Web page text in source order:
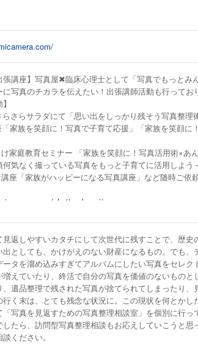
張講座】写真屋✖臨床心理士として「写真でもっとみ
に写真のチカラを伝えたい！出張講師活動も行ってお
さらサラダにて「思い出をしっかり残そう写真整理
家族を笑顔に！写真で子育て応援」「家族を笑顔に
家庭教育セミナー 「家族を笑顔に！写真活用術×あ
気なく撮っている写真をもっと子育てに活用しよう
座「家族がハッピーになる写真講座」など随時ご依
shuttyo-kousi/
ショップ】写真を使った自己理解・他者理解・コミ
行っております。出張ワークショップも随時承って
気軽にご相談ください。
9photos/
返しやすいカタチにして次世代に残すことで、歴史
としても、かけがえのない財産になるもの。でも、
タを溜め込みすぎてアルバムにしたい写真をセレク
増えていたり、終活で自分の写真を価値のないものと
、遺品整理で残された写真が捨てられてしまったり、
行く末は、とても残念な状況に。この現状を何とかし
「写真を見返すための写真整理相談室」を個別に行っ
したら、訪問型写真整理相談もお応えしていこうと思
ください。